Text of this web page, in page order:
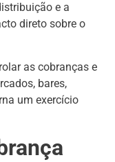
e a
direto sobre o
as cobranças e
bares,
um exercício